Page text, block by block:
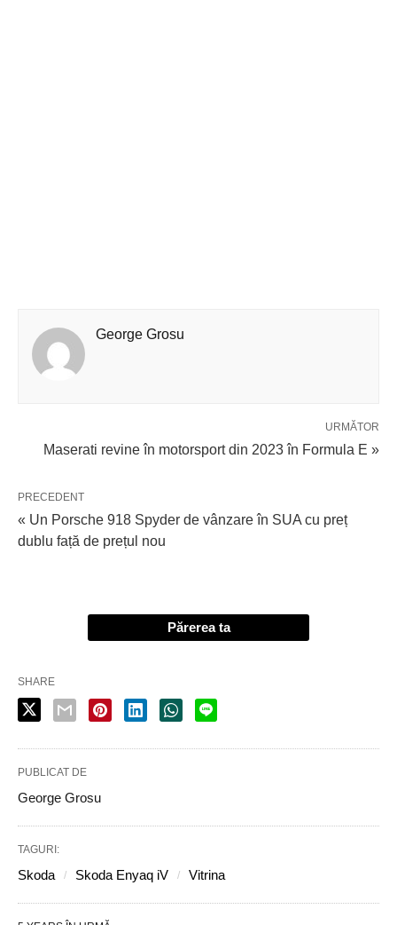
George Grosu
URMĂTOR
Maserati revine în motorsport din 2023 în Formula E »
PRECEDENT
« Un Porsche 918 Spyder de vânzare în SUA cu preț
dublu față de prețul nou
Părerea ta
SHARE
PUBLICAT DE
George Grosu
TAGURI:
Skoda Skoda Enyaq iV Vitrina